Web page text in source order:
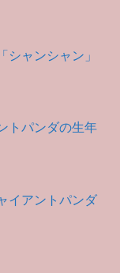
シャンシャン」
トパンダの生年
イアントパンダ